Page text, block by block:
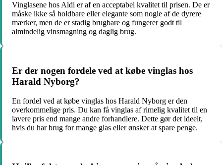
Vinglasene hos Aldi er af en acceptabel kvalitet til prisen. De er
måske ikke så holdbare eller elegante som nogle af de dyrere
mærker, men de er stadig brugbare og fungerer godt til
almindelig vinsmagning og daglig brug.
Er der nogen fordele ved at købe vinglas hos
Harald Nyborg?
En fordel ved at købe vinglas hos Harald Nyborg er den
overkommelige pris. Du kan få vinglas af rimelig kvalitet til en
lavere pris end mange andre forhandlere. Dette gør det ideelt,
hvis du har brug for mange glas eller ønsker at spare penge.